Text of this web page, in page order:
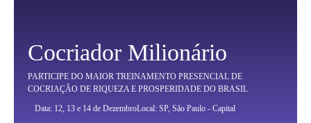
Cocriador Milionário
PARTICIPE DO MAIOR TREINAMENTO PRESENCIAL DE
COCRIAÇÃO DE RIQUEZA E PROSPERIDADE DO BRASIL
Data: 12, 13 e 14 de DezembroLocal: SP, São Paulo - Capital